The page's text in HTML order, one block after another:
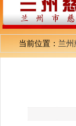
当前位置： 兰州